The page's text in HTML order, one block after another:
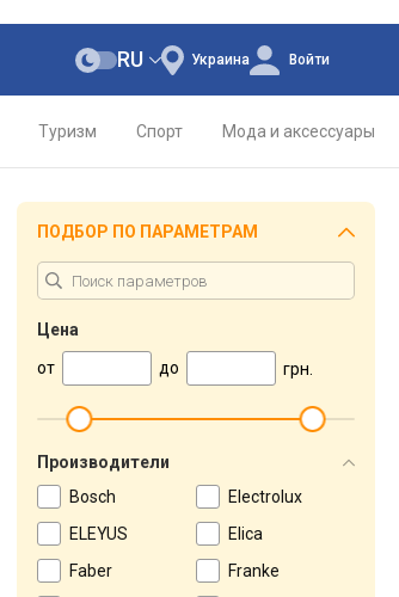
Украина
RU Войти
Туризм Спорт Мода и аксессуары
ПОДБОР ПО ПАРАМЕТРАМ
Цена
от
до грн.
Производители
Bosch
Electrolux
ELEYUS
Elica
Faber
Franke